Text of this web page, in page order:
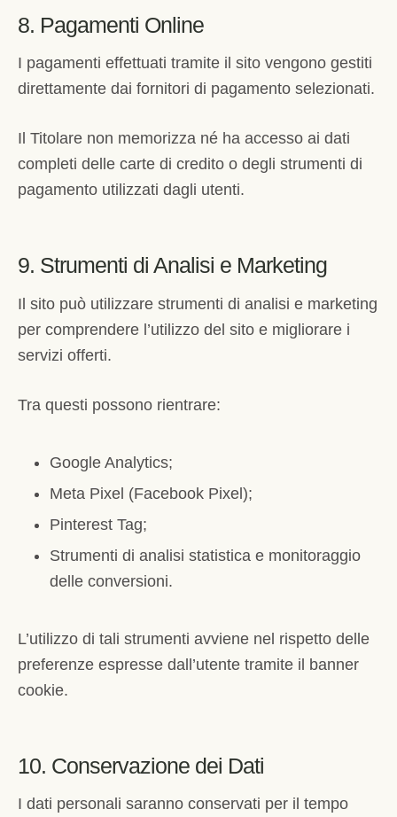
8. Pagamenti Online
I pagamenti effettuati tramite il sito vengono gestiti
direttamente dai fornitori di pagamento selezionati.
Il Titolare non memorizza né ha accesso ai dati
completi delle carte di credito o degli strumenti di
pagamento utilizzati dagli utenti.
9. Strumenti di Analisi e Marketing
Il sito può utilizzare strumenti di analisi e marketing
per comprendere l’utilizzo del sito e migliorare i
servizi offerti.
Tra questi possono rientrare:
Google Analytics;
Meta Pixel (Facebook Pixel);
Pinterest Tag;
Strumenti di analisi statistica e monitoraggio
delle conversioni.
L’utilizzo di tali strumenti avviene nel rispetto delle
preferenze espresse dall’utente tramite il banner
cookie.
10. Conservazione dei Dati
I dati personali saranno conservati per il tempo